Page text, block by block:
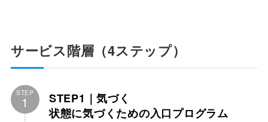
サービス階層（4ステップ）
STEP
1
STEP1｜気づく
状態に気づくための入口プログラム